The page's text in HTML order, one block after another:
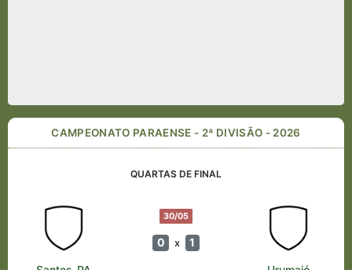
CAMPEONATO PARAENSE - 2ª DIVISÃO - 2026
QUARTAS DE FINAL
30/05
0 x 1